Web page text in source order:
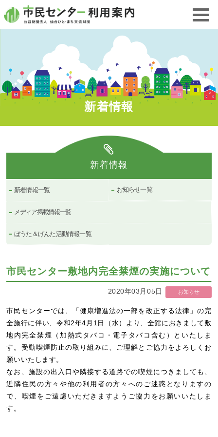
新着情報
新着情報
新着情報一覧 お知らせ一覧
メディア掲載情報一覧
ぼうた＆げんた活動情報一覧
市民センター敷地内完全禁煙の実施について
2020年03月05日 お知らせ
市民センターでは、「健康増進法の一部を改正する法律」の完
全施行に伴い、令和2年4月1日（水）より、全館におきまして敷
地内完全禁煙（加熱式タバコ・電子タバコ含む）といたしま
す。受動喫煙防止の取り組みに、ご理解とご協力をよろしくお
願いいたします。
なお、施設の出入口や隣接する道路での喫煙につきましても、
近隣住民の方々や他の利用者の方々へのご迷惑となりますの
で、喫煙をご遠慮いただきますようご協力をお願いいたしま
す。